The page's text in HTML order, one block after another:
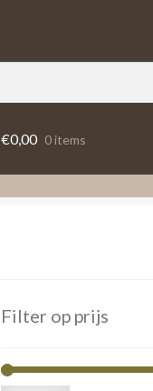
€0,00 0 items
Filter op prijs